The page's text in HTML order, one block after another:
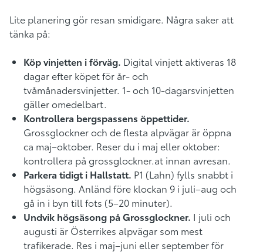
Lite planering gör resan smidigare. Några saker att
tänka på:
Köp vinjetten i förväg. Digital vinjett aktiveras 18
dagar efter köpet för år- och
tvåmånadersvinjetter. 1- och 10-dagarsvinjetten
gäller omedelbart.
Kontrollera bergspassens öppettider.
Grossglockner och de flesta alpvägar är öppna
ca maj–oktober. Reser du i maj eller oktober:
kontrollera på grossglockner.at innan avresan.
Parkera tidigt i Hallstatt. P1 (Lahn) fylls snabbt i
högsäsong. Anländ före klockan 9 i juli–aug och
gå in i byn till fots (5–20 minuter).
Undvik högsäsong på Grossglockner. I juli och
augusti är Österrikes alpvägar som mest
trafikerade. Res i maj–juni eller september för